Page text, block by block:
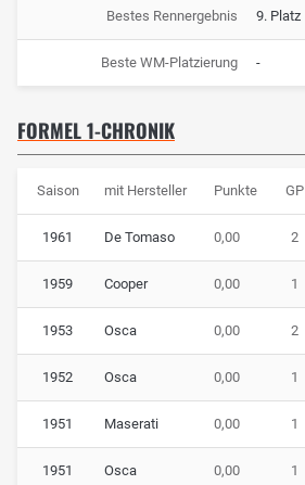
Bestes Rennergebnis 9. Platz
Beste WM-Platzierung -
FORMEL 1-CHRONIK
Saison mit Hersteller Punkte GP
1961 De Tomaso 0,00 2
1959 Cooper 0,00 1
1953 Osca 0,00 2
1952 Osca 0,00 1
1951 Maserati 0,00 1
1951 Osca 0,00 1